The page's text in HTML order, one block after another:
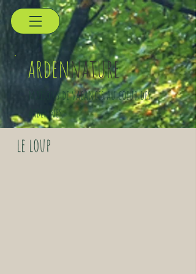
maisons de vacances au coeur des
Ardennes
ardennature
le loup